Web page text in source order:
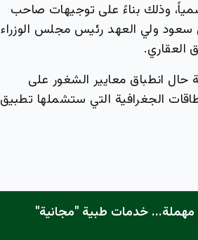
وذلك بناءً على توجيهات صاحب
سعود ولي العهد رئيس مجلس الوزراء
العقاري.
حال انطباق معايير الشغور على
الجغرافية التي ستشملها تطبيق
مهملة... خدمات طبية "مجانية"